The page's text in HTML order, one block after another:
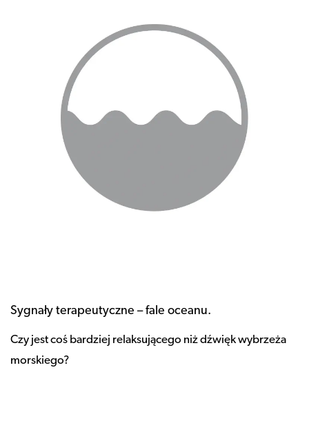
Sygnały terapeutyczne – fale oceanu.
Czy jest coś bardziej relaksującego niż dźwięk wybrzeża
morskiego?